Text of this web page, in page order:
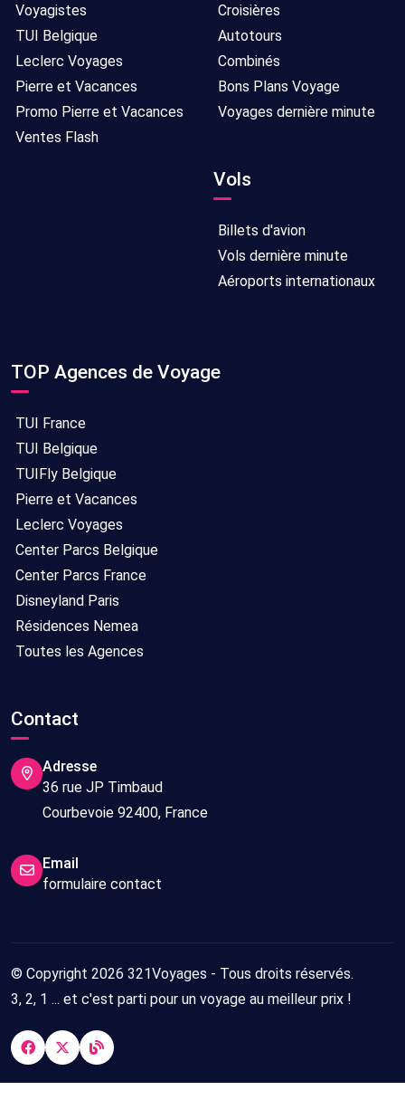
Voyagistes
TUI Belgique
Leclerc Voyages
Pierre et Vacances
Promo Pierre et Vacances
Ventes Flash
Croisières
Autotours
Combinés
Bons Plans Voyage
Voyages dernière minute
Vols
Billets d'avion
Vols dernière minute
Aéroports internationaux
TOP Agences de Voyage
TUI France
TUI Belgique
TUIFly Belgique
Pierre et Vacances
Leclerc Voyages
Center Parcs Belgique
Center Parcs France
Disneyland Paris
Résidences Nemea
Toutes les Agences
Contact
Adresse
36 rue JP Timbaud
Courbevoie 92400, France
Email
formulaire contact
© Copyright 2026 321Voyages - Tous droits réservés.
3, 2, 1 ... et c'est parti pour un voyage au meilleur prix !